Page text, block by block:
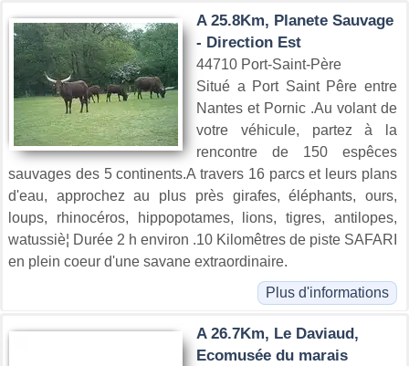
A 25.8Km, Planete Sauvage
- Direction Est
44710 Port-Saint-Père
Situé a Port Saint Pêre entre
Nantes et Pornic .Au volant de
votre véhicule, partez à la
rencontre de 150 espêces
sauvages des 5 continents.A travers 16 parcs et leurs plans
d'eau, approchez au plus près girafes, éléphants, ours,
loups, rhinocéros, hippopotames, lions, tigres, antilopes,
watussiè¦ Durée 2 h environ .10 Kilomêtres de piste SAFARI
en plein coeur d'une savane extraordinaire.
Plus d'informations
A 26.7Km, Le Daviaud,
Ecomusée du marais